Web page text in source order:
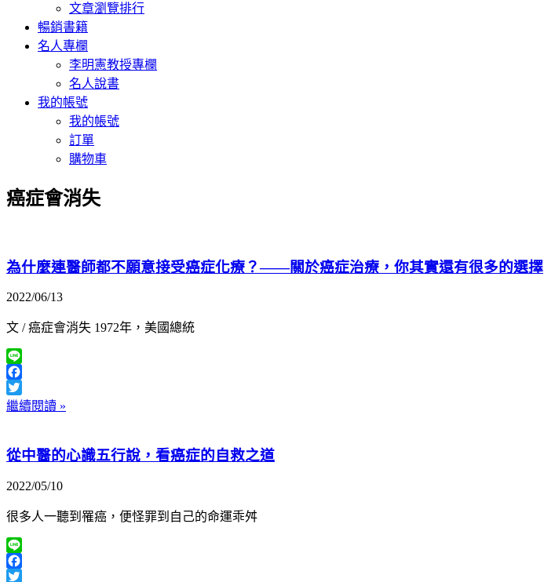
文章瀏覽排行
暢銷書籍
名人專欄
李明憲教授專欄
名人說書
我的帳號
我的帳號
訂單
購物車
癌症會消失
為什麼連醫師都不願意接受癌症化療？——關於癌症治療，你其實還有很多的選擇
2022/06/13
文 / 癌症會消失 1972年，美國總統
Line
Facebook
Twitter
繼續閱讀 »
從中醫的心識五行說，看癌症的自救之道
2022/05/10
很多人一聽到罹癌，便怪罪到自己的命運乖舛
Line
Facebook